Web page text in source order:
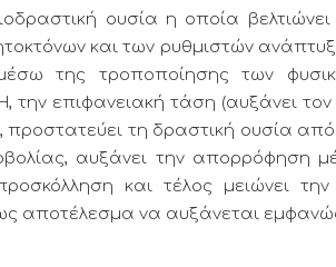
ουσία η οποία
και των ρυθμιστών
της τροποποίησης των
την επιφανειακή τάση (αυξάνει
προστατεύει τη δραστική ουσία
αυξάνει την απορρόφηση
και τέλος μειώνει
αποτέλεσμα να αυξάνεται